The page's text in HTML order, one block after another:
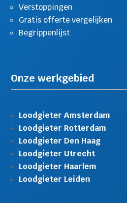
Verstoppingen
Gratis offerte vergelijken
Begrippenlijst
Onze werkgebied
Loodgieter Amsterdam
Loodgieter Rotterdam
Loodgieter Den Haag
Loodgieter Utrecht
Loodgieter Haarlem
Loodgieter Leiden